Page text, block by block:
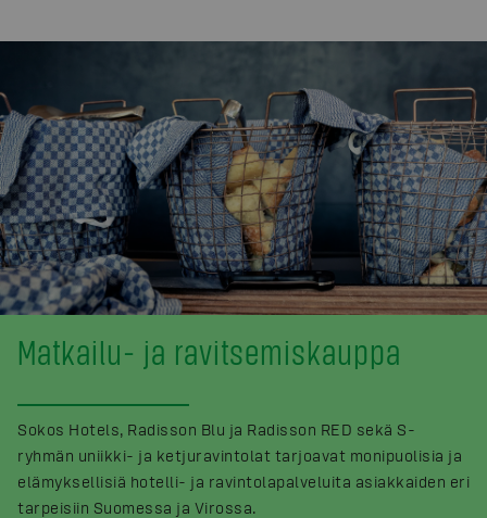
Matkailu- ja ravitsemiskauppa
Sokos Hotels, Radisson Blu ja Radisson RED sekä S-
ryhmän uniikki- ja ketjuravintolat tarjoavat monipuolisia ja
elämyksellisiä hotelli- ja ravintolapalveluita asiakkaiden eri
tarpeisiin Suomessa ja Virossa.